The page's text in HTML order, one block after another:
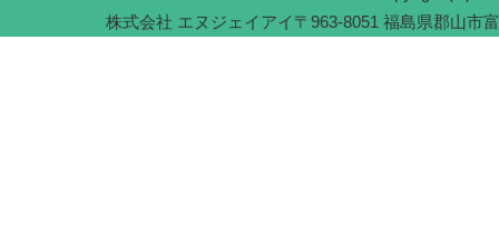
株式会社 エヌジェイアイ〒963-8051 福島県郡山市